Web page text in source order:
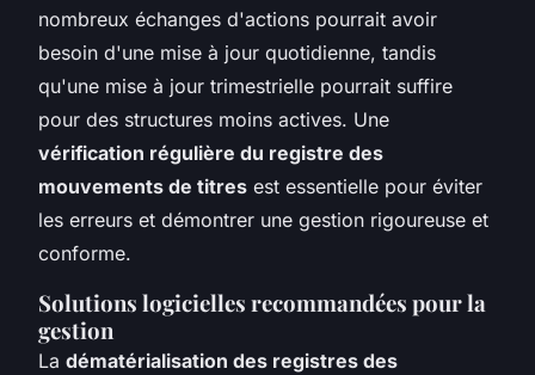
nombreux échanges d'actions pourrait avoir
besoin d'une mise à jour quotidienne, tandis
qu'une mise à jour trimestrielle pourrait suffire
pour des structures moins actives. Une
vérification régulière du registre des
mouvements de titres est essentielle pour éviter
les erreurs et démontrer une gestion rigoureuse et
conforme.
Solutions logicielles recommandées pour la
gestion
La dématérialisation des registres des